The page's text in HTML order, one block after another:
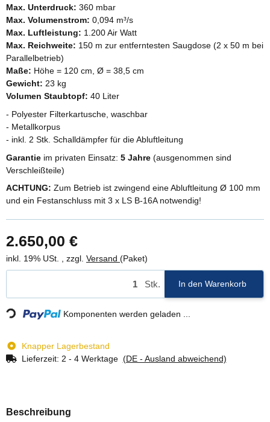
Max. Unterdruck: 360 mbar
Max. Volumenstrom: 0,094 m³/s
Max. Luftleistung: 1.200 Air Watt
Max. Reichweite: 150 m zur entferntesten Saugdose (2 x 50 m bei
Parallelbetrieb)
Maße: Höhe = 120 cm, Ø = 38,5 cm
Gewicht: 23 kg
Volumen Staubtopf: 40 Liter
- Polyester Filterkartusche, waschbar
- Metallkorpus
- inkl. 2 Stk. Schalldämpfer für die Abluftleitung
Garantie im privaten Einsatz: 5 Jahre (ausgenommen sind
Verschleißteile)
ACHTUNG: Zum Betrieb ist zwingend eine Abluftleitung Ø 100 mm
und ein Festanschluss mit 3 x LS B-16A notwendig!
2.650,00 €
inkl. 19% USt. , zzgl. Versand (Paket)
Stk. In den Warenkorb
Loading... Komponenten werden geladen ...
Knapper Lagerbestand
Lieferzeit: 2 - 4 Werktage (DE - Ausland abweichend)
Beschreibung